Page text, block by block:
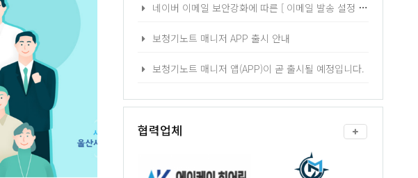
네이버 이메일 보안강화에 따른 [ 이메일 발송 설정 ] 2차 인증 - 어플리케이션 비밀번호 발급 방법 안내
보청기노트 매니저 APP 출시 안내
보청기노트 매니저 앱(APP)이 곧 출시될 예정입니다.
협력업체